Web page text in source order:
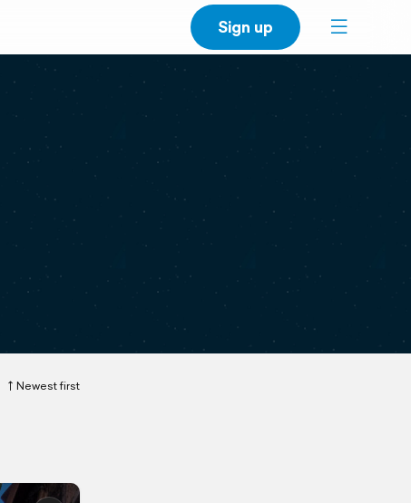
Sign up
Newest first